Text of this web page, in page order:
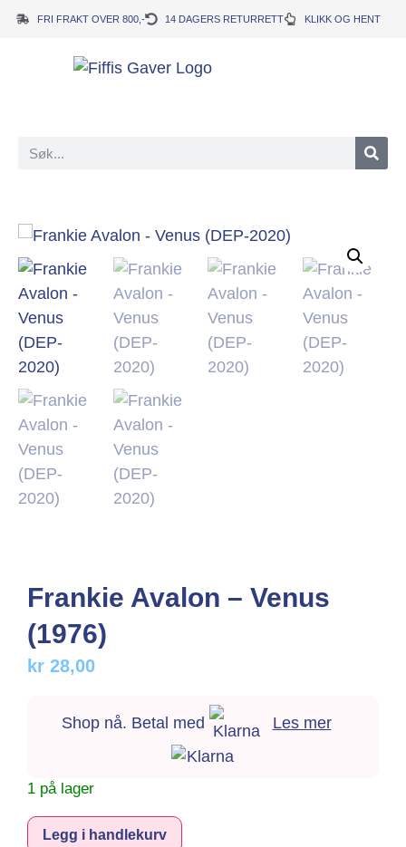
FRI FRAKT OVER 800,- 14 DAGERS RETURRETT KLIKK OG HENT
Frankie Avalon – Venus
(1976)
kr 28,00
Shop nå. Betal med Les mer
1 på lager
Legg i handlekurv